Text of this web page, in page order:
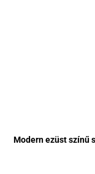
Modern ezüst színű